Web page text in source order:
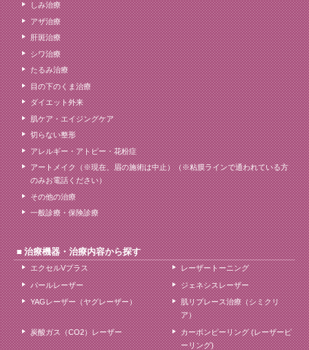
しみ治療
アザ治療
肝斑治療
シワ治療
たるみ治療
目の下のくま治療
ダイエット外来
肌ケア・エイジングケア
切らない整形
アレルギー・アトピー・花粉症
アートメイク（※現在、眉の施術は中止）（※粘膜ラインで通われている方
のみお電話ください）
その他の治療
一般診療・保険診療
治療機器・治療内容から探す
エクセルVプラス レーザートーニング
パールレーザー ジェネシスレーザー
YAGレーザー（ヤグレーザー）
肌リプレース治療（シミクリ
ア）
炭酸ガス（CO2）レーザー
カーボンピーリング (レーザーピ
ーリング)